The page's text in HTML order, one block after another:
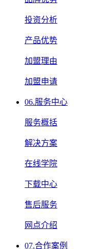
投资分析
产品优势
加盟理由
加盟申请
06.服务中心
服务概括
解决方案
在线学院
下载中心
售后服务
网点介绍
07.合作案例